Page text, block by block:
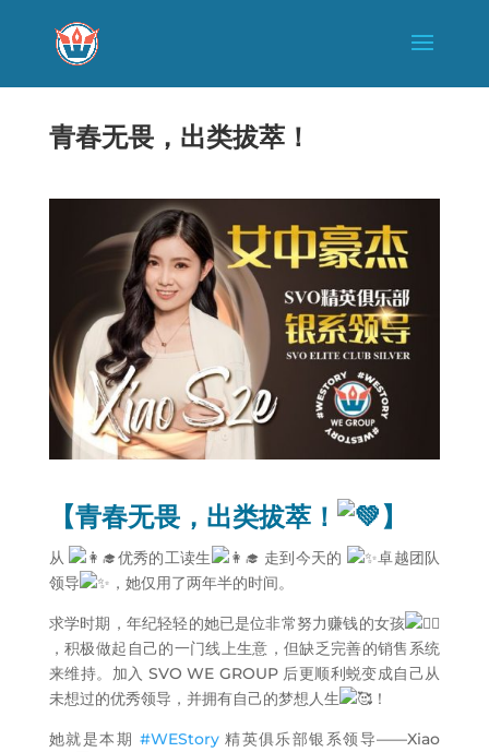
青春无畏，出类拔萃！
【青春无畏，出类拔萃！ 】
从 优秀的工读生 走到今天的
卓越团队
领导
，她仅用了两年半的时间。
求学时期，年纪轻轻的她已是位非常努力赚钱的女孩
，积极做起自己的一门线上生意，但缺乏完善的销售系统
来维持。加入 SVO WE GROUP 后更顺利蜕变成自己从
未想过的优秀领导，并拥有自己的梦想人生
！
她就是本期 #WEStory精英俱乐部银系领导——Xiao